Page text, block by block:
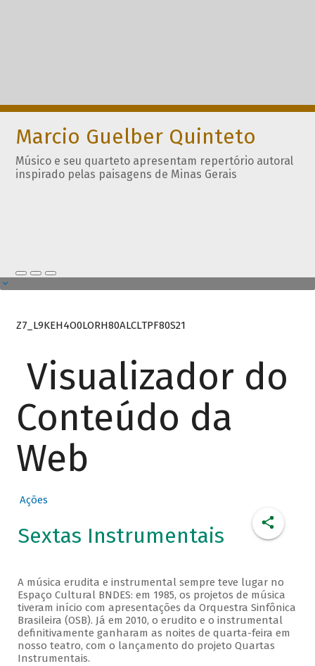
Marcio Guelber Quinteto
Músico e seu quarteto apresentam repertório autoral
inspirado pelas paisagens de Minas Gerais
Z7_L9KEH4O0LORH80ALCLTPF80S21
Visualizador do
Conteúdo da
Web
Ações
Sextas Instrumentais
A música erudita e instrumental sempre teve lugar no
Espaço Cultural BNDES: em 1985, os projetos de música
tiveram início com apresentações da Orquestra Sinfônica
Brasileira (OSB). Já em 2010, o erudito e o instrumental
definitivamente ganharam as noites de quarta-feira em
nosso teatro, com o lançamento do projeto Quartas
Instrumentais.